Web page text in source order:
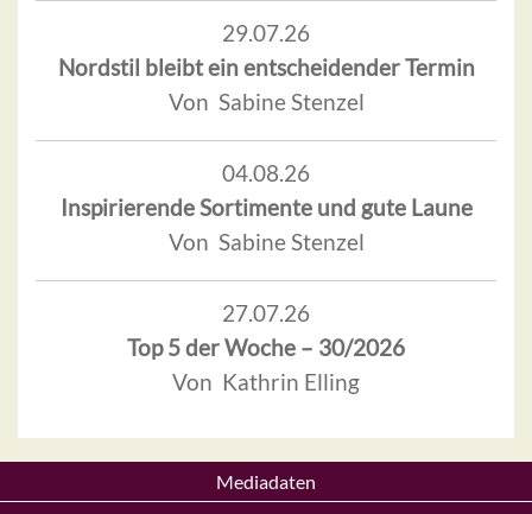
29.07.26
Nordstil bleibt ein entscheidender Termin
Von Sabine Stenzel
04.08.26
Inspirierende Sortimente und gute Laune
Von Sabine Stenzel
27.07.26
Top 5 der Woche – 30/2026
Von Kathrin Elling
Mediadaten